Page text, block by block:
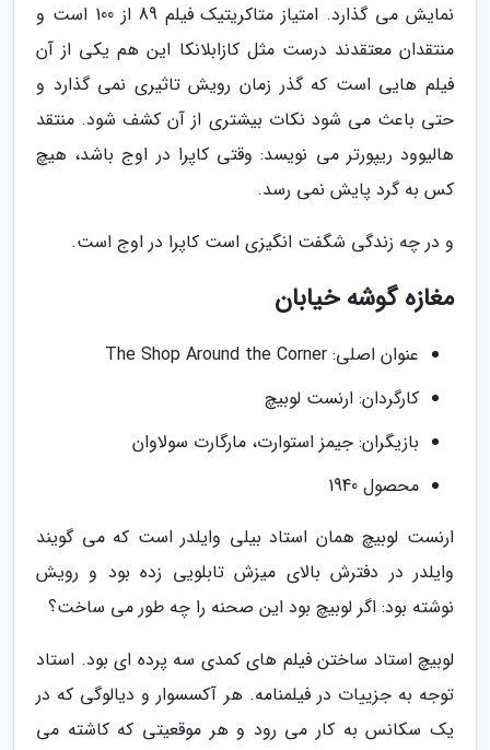
نمایش می گذارد. امتیاز متاکریتیک فیلم 89 از 100 است و
منتقدان معتقدند درست مثل کازابلانکا این هم یکی از آن
فیلم هایی است که گذر زمان رویش تاثیری نمی گذارد و
حتی باعث می شود نکات بیشتری از آن کشف شود. منتقد
هالیوود ریپورتر می نویسد: وقتی کاپرا در اوج باشد، هیچ
کس به گرد پایش نمی رسد.
و در چه زندگی شگفت انگیزی است کاپرا در اوج است.
مغازه گوشه خیابان
عنوان اصلی: The Shop Around the Corner
کارگردان: ارنست لوبیچ
بازیگران: جیمز استوارت، مارگارت سولاوان
محصول 1940
ارنست لوبیچ همان استاد بیلی وایلدر است که می گویند
وایلدر در دفترش بالای میزش تابلویی زده بود و رویش
نوشته بود: اگر لوبیچ بود این صحنه را چه طور می ساخت؟
لوبیچ استاد ساختن فیلم های کمدی سه پرده ای بود. استاد
توجه به جزییات در فیلمنامه. هر آکسسوار و دیالوگی که در
یک سکانس به کار می رود و هر موقعیتی که کاشته می